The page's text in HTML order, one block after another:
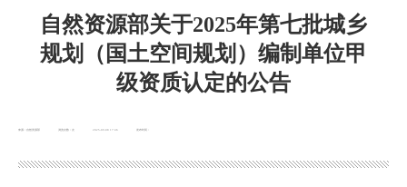
自然资源部关于2025年第七批城乡
规划（国土空间规划）编制单位甲
级资质认定的公告
来源：自然资源部 浏览次数： 发布时间：
2025-09-08 17:46